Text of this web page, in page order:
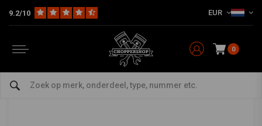
9.2/10 EUR
0
Multi-fit Tanks en Toebehoren Benzinekraan Bung 22MM - 1975<
bekijk alles van Paughco
Benzinekraan Bung 22MM - 1975<